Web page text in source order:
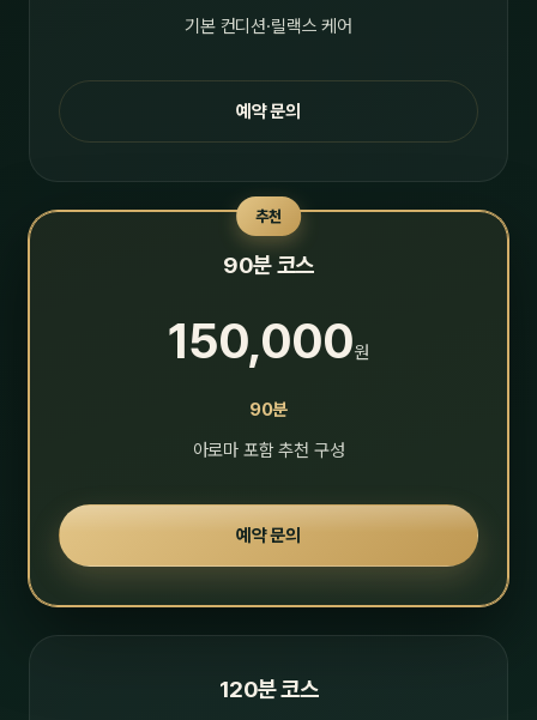
기본 컨디션·릴랙스 케어
예약 문의
추천
90분 코스
150,000원
90분
아로마 포함 추천 구성
예약 문의
120분 코스